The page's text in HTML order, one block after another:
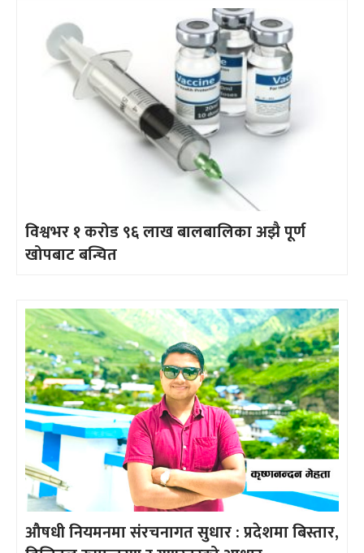
विश्वभर १ करोड ९६ लाख बालबालिका अझै पूर्ण
खोपबाट बन्चित
औषधी नियमनमा संरचनागत सुधार : प्रदेशमा बिस्तार,